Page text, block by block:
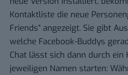
Kontaktliste die neue
Friends“ angezeigt. Sie gibt
welche Facebook-Buddys
Chat lässt sich dann durch ein
jeweiligen Namen starten: